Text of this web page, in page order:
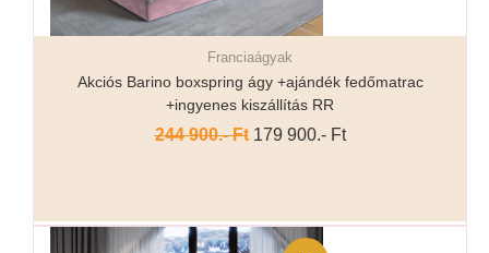
Részletek...Franciaágyak
Akciós Barino boxspring ágy +ajándék fedőmatrac
+ingyenes kiszállítás RR
244 900.- Ft179 900.- Ft